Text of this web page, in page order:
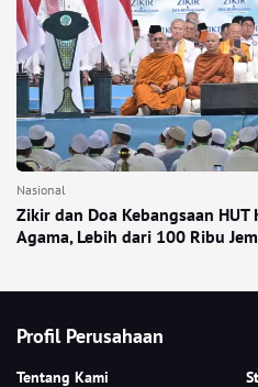
Nasional
Zikir dan Doa Kebangsaan
Agama, Lebih dari 100 Ribu
Profil Perusahaan
Tentang Kami